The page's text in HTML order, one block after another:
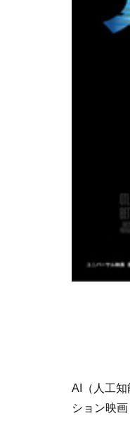
AI（人工
ション映